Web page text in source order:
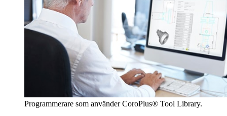
Programmerare som använder CoroPlus® Tool Library.